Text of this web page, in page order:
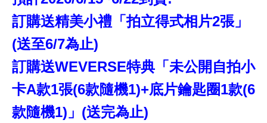
訂購送精美小禮「拍立得式相片2張」
(送至6/7為止)
訂購送WEVERSE特典「未公開自拍小
卡A款1張(6款隨機1)+底片鑰匙圈1款(6
款隨機1)」(送完為止)